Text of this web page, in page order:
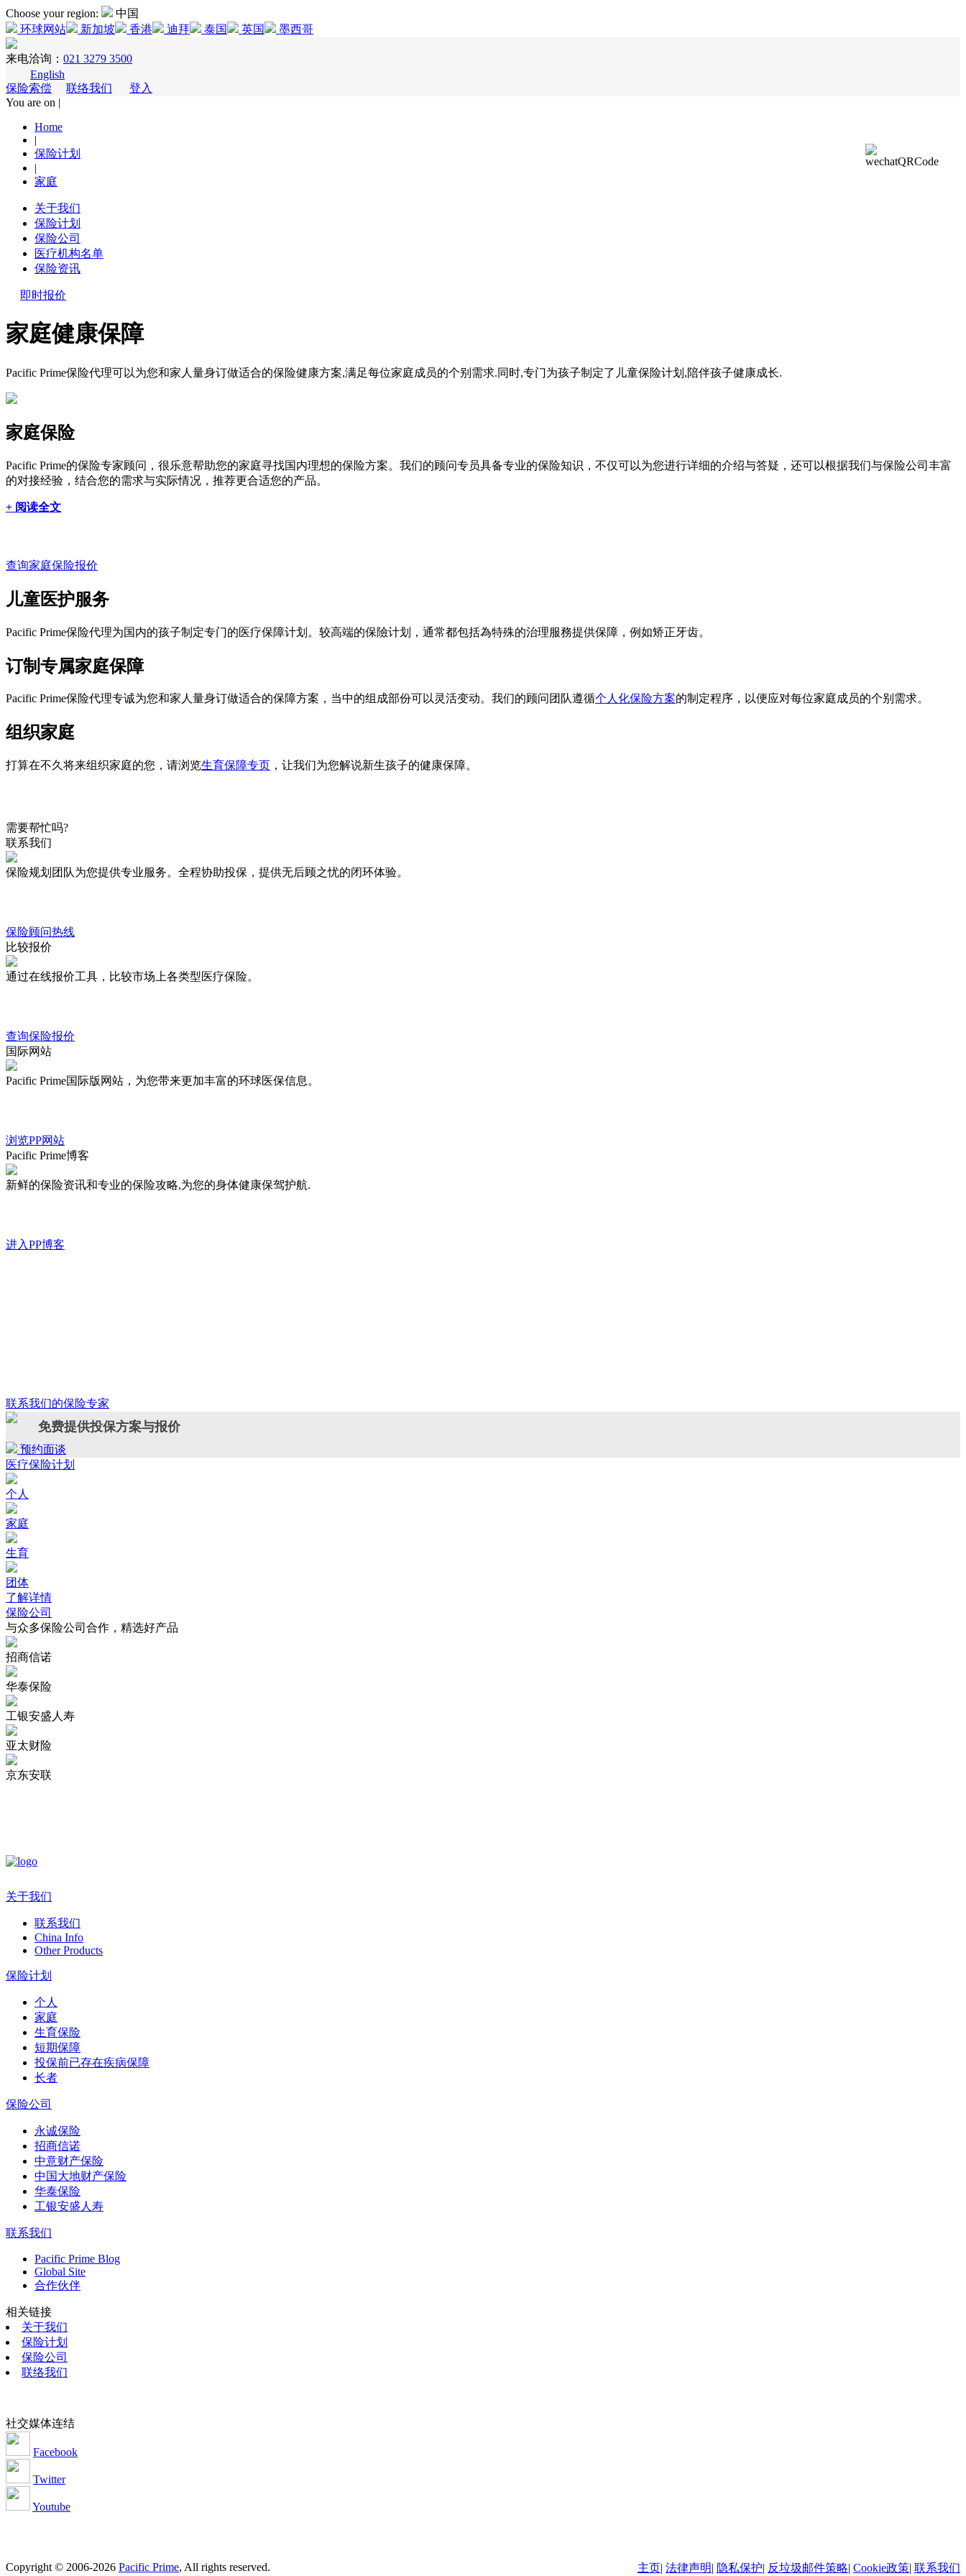
Choose your region:
中国
环球网站
新加坡 香港 迪拜 泰国 英国 墨西哥
来电洽询： 021 3279 3500
English
保险索偿
联络我们
登入
You are on |
Home
|
保险计划
|
家庭
关于我们
保险计划
保险公司
医疗机构名单
保险资讯
即时报价
家庭健康保障
Pacific Prime保险代理可以为您和家人量身订做适合的保险健康方案,满足每位家庭成员的个别需求.同时,专门为孩子制定了儿童保险计划,陪伴孩子健康成长.
家庭保险
Pacific Prime的保险专家顾问，很乐意帮助您的家庭寻找国内理想的保险方案。我们的顾问专员具备专业的保险知识， 不仅可以为您进行详细的介绍与答疑，还可以根据我们与保险公司丰富
的对接经验，结合您的需求与实际情况，推荐更合适您的产品。
+ 阅读全文
查询家庭保险报价
儿童医护服务
Pacific Prime保险代理为国内的孩子制定专门的医疗保障计划。较高端的保險计划 ，通常都包括為特殊的治理服務提供保障， 例如矫正牙齿。
订制专属家庭保障
Pacific Prime保险代理专诚为您和家人量身订做适合的保障方案，当中的组成部份可以灵活变动。我们的顾问团队遵循个人化保险方案的制定程序，以便应对每位家庭成员的个别需求。
组织家庭
打算在不久将来组织家庭的您，请浏览生育保障专页 ，让我们为您解说新生孩子的健康保障。
需要帮忙吗?
联系我们
保险规划团队为您提供专业服务。全程协助投保，提供无后顾之忧的闭环体验。
保险顾问热线
比较报价
通过在线报价工具，比较市场上各类型医疗保险。
查询保险报价
国际网站
Pacific Prime国际版网站，为您带来更加丰富的环球医保信息。
浏览PP网站
Pacific Prime博客
新鲜的保险资讯和专业的保险攻略,为您的身体健康保驾护航.
进入PP博客
联系我们的保险专家
免费提供投保方案与报价
预约面谈
医疗保险计划
个人
家庭
生育
团体
了解详情
保险公司
与众多保险公司合作，精选好产品
招商信诺
华泰保险
工银安盛人寿
亚太财险
京东安联
关于我们
联系我们
China Info
Other Products
保险计划
个人
家庭
生育保险
短期保障
投保前已存在疾病保障
长者
保险公司
永诚保险
招商信诺
中意财产保险
中国大地财产保险
华泰保险
工银安盛人寿
联系我们
Pacific Prime Blog
Global Site
合作伙伴
相关链接
关于我们
保险计划
保险公司
联络我们
社交媒体连结
Facebook
Twitter
Youtube
Copyright © 2006-2026 Pacific Prime, All rights reserved. 主页| 法律声明| 隐私保护| 反垃圾邮件策略| Cookie政策| 联系我们